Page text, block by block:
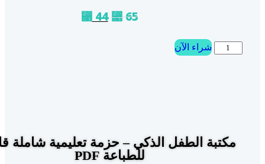
⃁44
شراء الآن
الطفل الذكي – حزمة تعليمية شاملة قابلة
للطباعة PDF